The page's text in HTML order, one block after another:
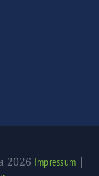
2026 Impressum |